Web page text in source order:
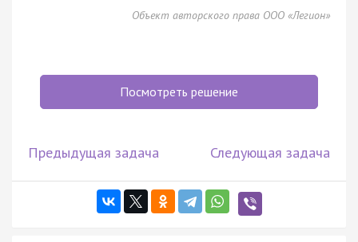
Объект авторского права ООО «Легион»
Посмотреть решение
Предыдущая задача Следующая задача